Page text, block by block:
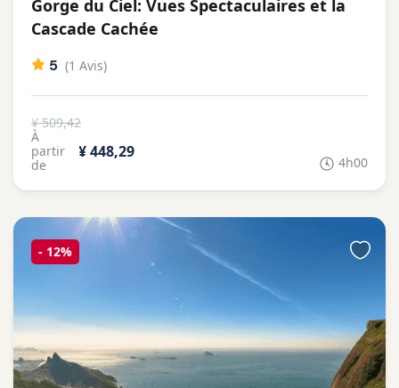
Gorge du Ciel: Vues Spectaculaires et la
Cascade Cachée
5 (1 Avis)
¥ 509,42
À
partir
de
¥ 448,29
4h00
- 12%